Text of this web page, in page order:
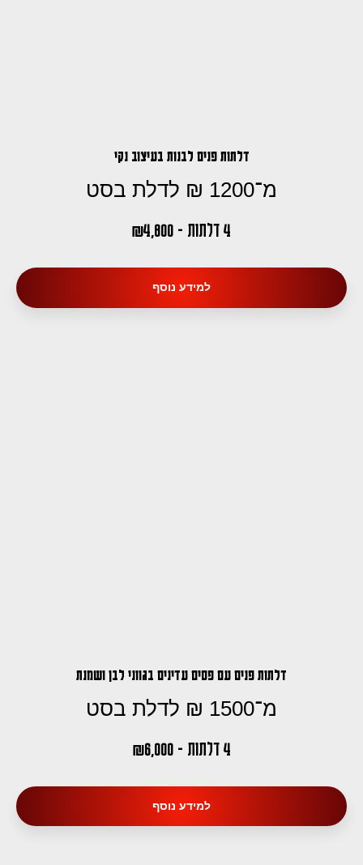
דלתות פנים לבנות בעיצוב נקי
מ־1200 ₪ לדלת בסט
₪ 4 דלתות - 4,800
למידע נוסף
דלתות פנים עם פסים עדינים בגווני לבן ושמנת
מ־1500 ₪ לדלת בסט
₪ 4 דלתות - 6,000
למידע נוסף